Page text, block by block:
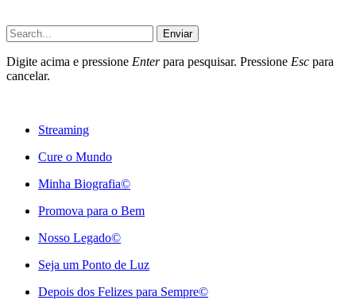
Enviar
Digite acima e pressione Enterpara pesquisar. Pressione Esc para
cancelar.
Streaming
Cure o Mundo
Minha Biografia©
Promova para o Bem
Nosso Legado©
Seja um Ponto de Luz
Depois dos Felizes para Sempre©️